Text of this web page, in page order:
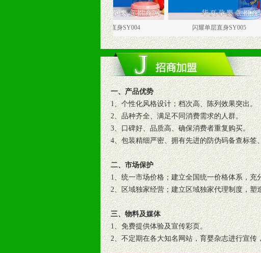
闪耀单层直身SY004 闪耀单层直身SY005
一、产品优势
1、个性化风格设计；档次高、陈列效果突出。
2、品种齐全、满足不同消费需求的人群。
3、口碑好、品质高、确保消费者重复购买。
4、包装精细严密、拥有先进的防伪码备查标签
二、市场保护
1、统一市场价格；建立全国统一价格体系，充
2、区域独家经营；建立区域独家代理制度，塑
三、物料及媒体
1、免费提供体验及宣传彩页。
2、不定期在各大知名网站，育婴杂志进行宣传
3、根据地方实际情况提供销售喷绘画、促销架